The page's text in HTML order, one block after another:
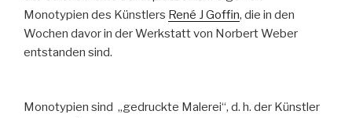
Monotypien des Künstlers René J Goffin, die in den
Wochen davor in der Werkstatt von Norbert Weber
entstanden sind.
Monotypien sind „gedruckte Malerei“, d. h. der Künstler